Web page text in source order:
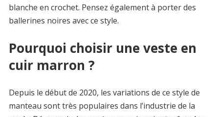
blanche en crochet. Pensez également à porter des
ballerines noires avec ce style.
Pourquoi choisir une veste en
cuir marron ?
Depuis le début de 2020, les variations de ce style de
manteau sont très populaires dans l’industrie de la